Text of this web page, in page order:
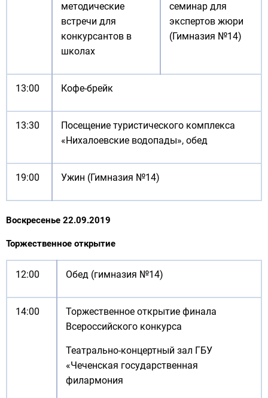
методические
встречи для
конкурсантов в
школах
семинар для
экспертов жюри
(Гимназия №14)
13:00 Кофе-брейк
13:30
Посещение туристического комплекса
«Нихалоевские водопады», обед
19:00 Ужин (Гимназия №14)
Воскресенье 22.09.2019
Торжественное открытие
12:00 Обед (гимназия №14)
14:00
Торжественное открытие финала
Всероссийского конкурса
Театрально-концертный зал ГБУ
«Чеченская государственная
филармония